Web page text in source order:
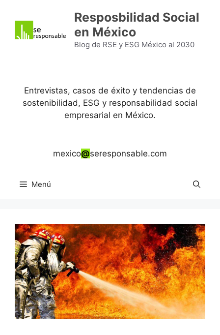
contenido
Resposbilidad Social
en México
Blog de RSE y ESG México al 2030
Entrevistas, casos de éxito y tendencias de
sostenibilidad, ESG y responsabilidad social
empresarial en México.
mexico@seresponsable.com
Menú